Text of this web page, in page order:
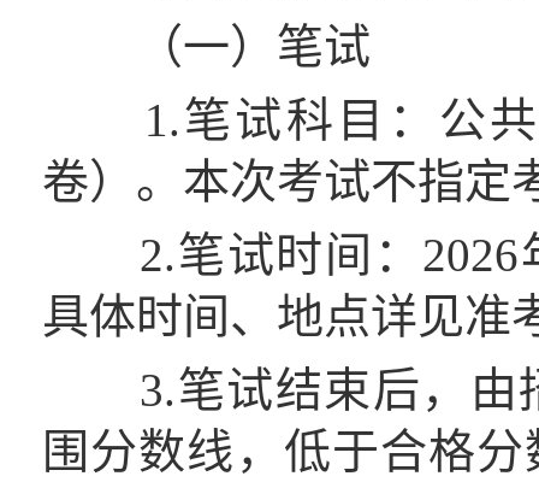
（一）笔试
1.笔试科目：公共
卷）。本次考试不指定
2.笔试时间：2026
具体时间、地点详见准
3.笔试结束后，由
围分数线，低于合格